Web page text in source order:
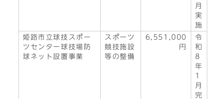
月
実
施
姫路市立球技スポー
ツセンター球技場防
球ネット設置事業
スポーツ
競技施設
等の整備
6,551,000
円
令
和
8
年
1
月
完